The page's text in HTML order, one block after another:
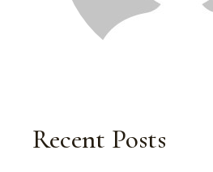
Recent Posts